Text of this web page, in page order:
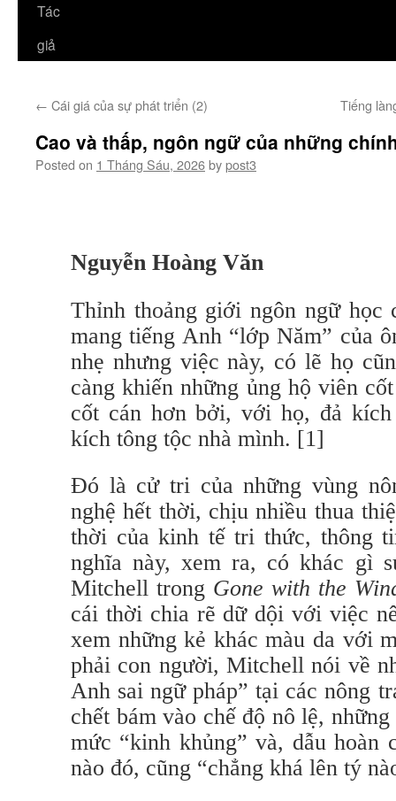
Tác
giả
← Cái giá của sự phát triển (2) Tiếng
Cao và thấp, ngôn ngữ của những
Posted on 1 Tháng Sáu, 2026bypost3
Nguyễn Hoàng Văn
Thỉnh thoảng giới ngôn ngữ học
mang tiếng Anh “lớp Năm” của
nhẹ nhưng việc này, có lẽ họ
càng khiến những ủng hộ viên
cốt cán hơn bởi, với họ, đả
kích tông tộc nhà mình. [1]
Đó là cử tri của những vùng
nghệ hết thời, chịu nhiều thua
thời của kinh tế tri thức, thông
nghĩa này, xem ra, có khác gì
Mitchell trong Gone with the
cái thời chia rẽ dữ dội với việc
xem những kẻ khác màu da với
phải con người, Mitchell nói về
Anh sai ngữ pháp” tại các nông
chết bám vào chế độ nô lệ,
mức “kinh khủng” và, dẫu hoàn
nào đó, cũng “chẳng khá lên tý